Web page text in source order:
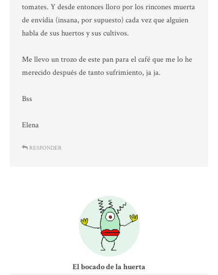
tomates. Y desde entonces lloro por los rincones muerta
de envídia (insana, por supuesto) cada vez que alguien
habla de sus huertos y sus cultivos.
Me llevo un trozo de este pan para el café que me lo he
merecido después de tanto sufrimiento, ja ja.
Bss
Elena
RESPONDER
El bocado de la huerta